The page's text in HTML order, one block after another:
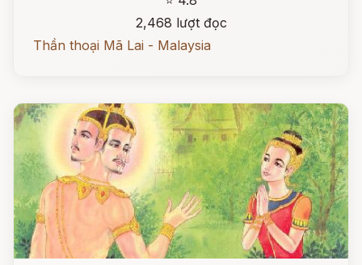
2,468 lượt đọc
Thần thoại Mã Lai - Malaysia